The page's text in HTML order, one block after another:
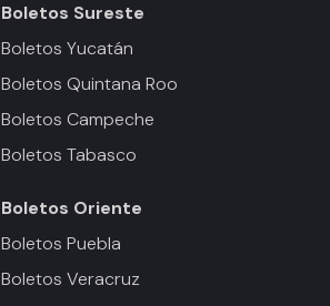
Boletos Sureste
Boletos Yucatán
Boletos Quintana Roo
Boletos Campeche
Boletos Tabasco
Boletos Oriente
Boletos Puebla
Boletos Veracruz